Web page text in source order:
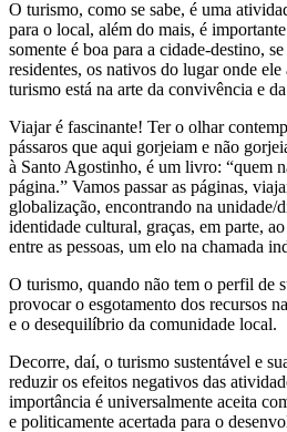
O turismo, como se sabe, é uma
para o local, além do mais, é
somente é boa para a cidade-destino,
residentes, os nativos do lugar onde
turismo está na arte da convivência e
Viajar é fascinante! Ter o olhar
pássaros que aqui gorjeiam e não
à Santo Agostinho, é um livro: “quem
página.” Vamos passar as páginas,
globalização, encontrando na unidade/
identidade cultural, graças, em parte,
entre as pessoas, um elo na chamada
O turismo, quando não tem o perfil de
provocar o esgotamento dos recursos
e o desequilíbrio da comunidade local.
Decorre, daí, o turismo sustentável e
reduzir os efeitos negativos das
importância é universalmente aceita
e politicamente acertada para o